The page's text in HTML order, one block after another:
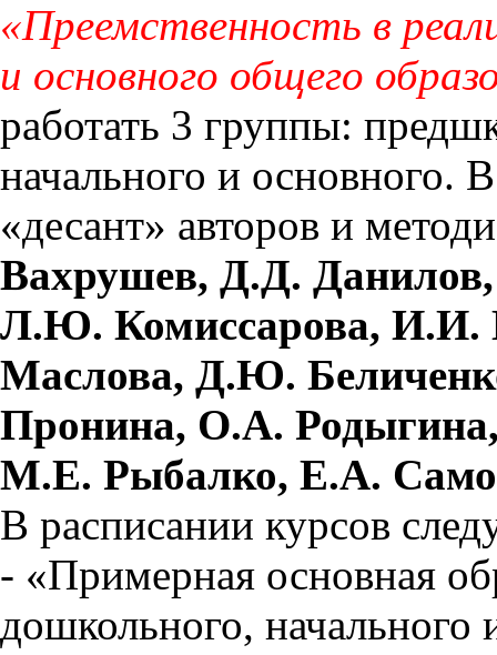
«Преемственность в
и основного общего
работать 3 группы:
начального и основного.
«десант» авторов и
Вахрушев, Д.Д.
Л.Ю. Комиссарова, И.И.
Маслова, Д.Ю.
Пронина, О.А.
М.Е. Рыбалко, Е.А.
В расписании курсов
- «Примерная основная
дошкольного, начального